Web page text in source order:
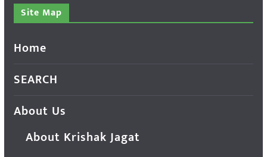
Site Map
Home
SEARCH
About Us
About Krishak Jagat